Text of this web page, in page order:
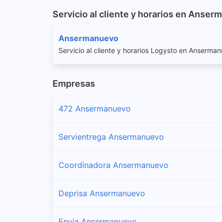
Servicio al cliente y horarios en
Ansermanuevo
Servicio al cliente y horarios Logysto en
Empresas
472 Ansermanuevo
Servientrega Ansermanuevo
Coordinadora Ansermanuevo
Deprisa Ansermanuevo